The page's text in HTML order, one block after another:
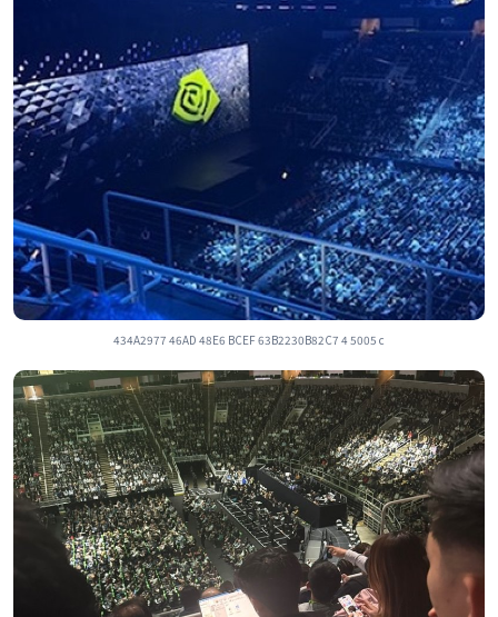
434A2977 46AD 48E6 BCEF 63B2230B82C7 4 5005 c